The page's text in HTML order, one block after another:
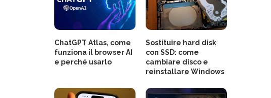
ChatGPT Atlas, come
funziona il browser AI
e perché usarlo
Sostituire hard disk
con SSD: come
cambiare disco e
reinstallare Windows